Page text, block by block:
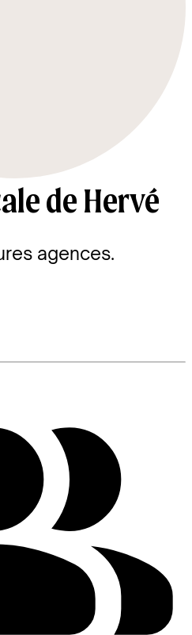
de Hervé
agences.